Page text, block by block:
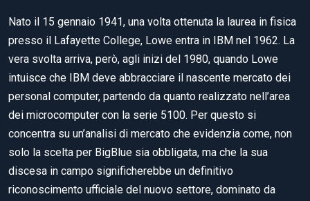
Nato il 15 gennaio 1941, una volta ottenuta la laurea in fisica
presso il Lafayette College, Lowe entra in IBM nel 1962. La
vera svolta arriva, però, agli inizi del 1980, quando Lowe
intuisce che IBM deve abbracciare il nascente mercato dei
personal computer, partendo da quanto realizzato nell’area
dei microcomputer con la serie 5100. Per questo si
concentra su un’analisi di mercato che evidenzia come, non
solo la scelta per BigBlue sia obbligata, ma che la sua
discesa in campo significherebbe un definitivo
riconoscimento ufficiale del nuovo settore, dominato da